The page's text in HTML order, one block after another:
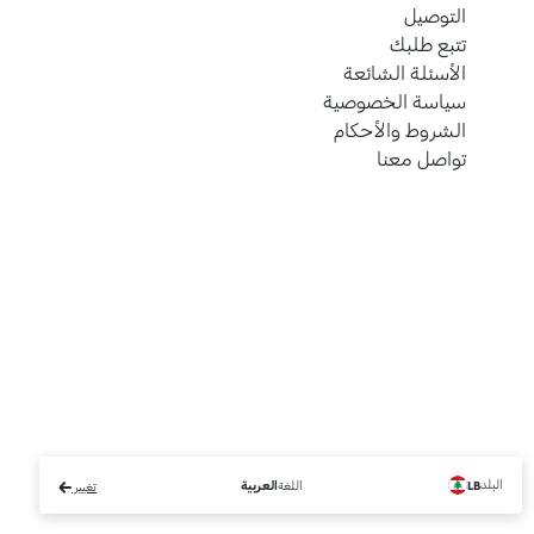
التوصيل
تتبع طلبك
الأسئلة الشائعة
سياسة الخصوصية
الشروط والأحكام
تواصل معنا
البلدLB اللغةالعربية تغيير